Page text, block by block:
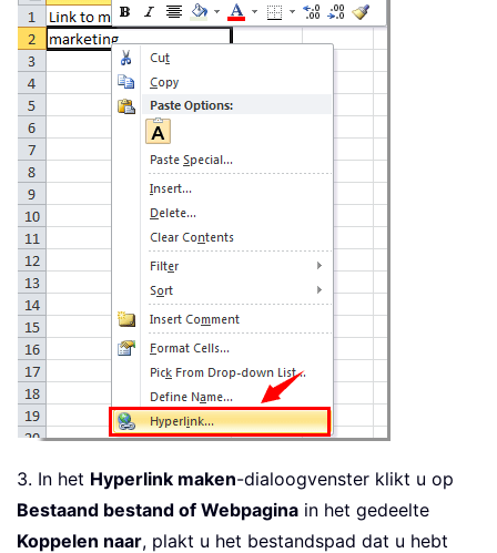
3. In het Hyperlink maken-dialoogvenster klikt u op
Bestaand bestand of Webpagina in het gedeelte
Koppelen naar, plakt u het bestandspad dat u hebt